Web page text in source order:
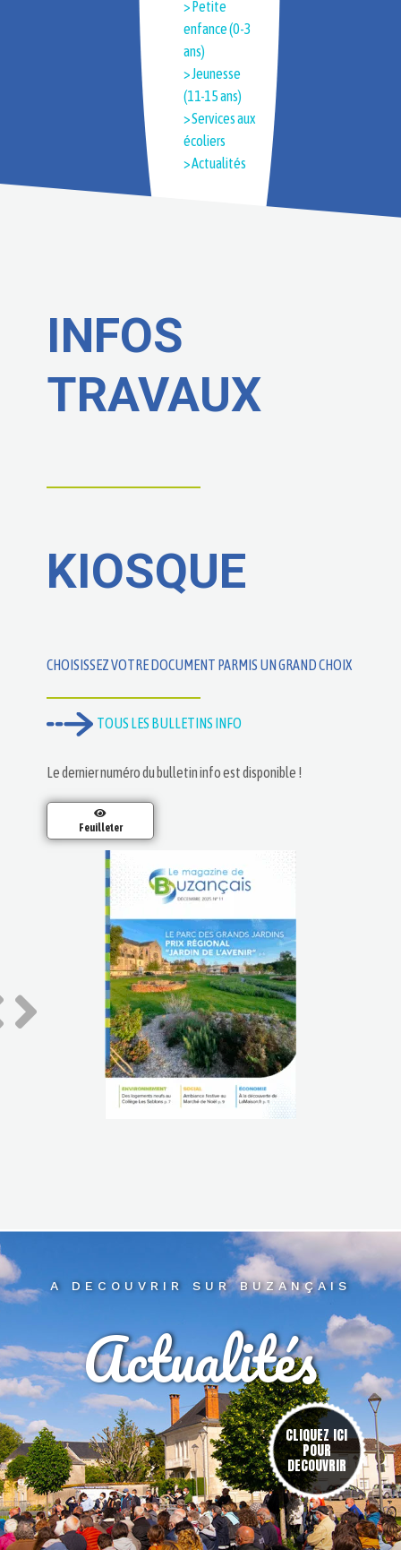
> Petite
enfance (0-3
ans)
> Jeunesse
(11-15 ans)
> Services aux
écoliers
> Actualités
INFOS
TRAVAUX
KIOSQUE
CHOISISSEZ VOTRE DOCUMENT PARMIS UN GRAND CHOIX
TOUS LES BULLETINS INFO
Le dernier numéro du bulletin info est disponible !
Feuilleter
A DECOUVRIR SUR BUZANÇAIS
CLIQUEZ ICI
POUR
DECOUVRIR
Actualités